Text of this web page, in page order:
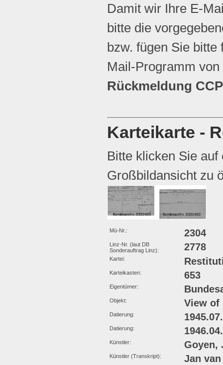
Damit wir Ihre E-
bitte die
bzw. fügen Sie
Mail-Programm
Rückmeldung
Karteikarte -
Bitte klicken Sie
Großbildansicht zu
Mü-Nr.: 2304
Linz-Nr. (laut DB
Sonderauftrag Linz):
2778
Kartei:
Karteikasten: 653
Eigentümer:
Objekt: View of
Datierung:
Datierung:
Künstler: Goyen,
Künstler (Transkript): Jan